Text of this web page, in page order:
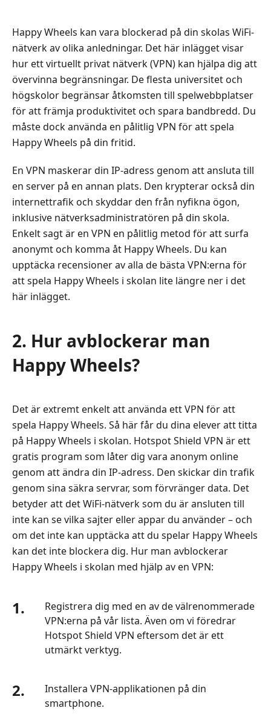
Happy Wheels kan vara blockerad på din skolas WiFi-
nätverk av olika anledningar. Det här inlägget visar
hur ett virtuellt privat nätverk (VPN) kan hjälpa dig att
övervinna begränsningar. De flesta universitet och
högskolor begränsar åtkomsten till spelwebbplatser
för att främja produktivitet och spara bandbredd. Du
måste dock använda en pålitlig VPN för att spela
Happy Wheels på din fritid.
En VPN maskerar din IP-adress genom att ansluta till
en server på en annan plats. Den krypterar också din
internettrafik och skyddar den från nyfikna ögon,
inklusive nätverksadministratören på din skola.
Enkelt sagt är en VPN en pålitlig metod för att surfa
anonymt och komma åt Happy Wheels. Du kan
upptäcka recensioner av alla de bästa VPN:erna för
att spela Happy Wheels i skolan lite längre ner i det
här inlägget.
2. Hur avblockerar man
Happy Wheels?
Det är extremt enkelt att använda ett VPN för att
spela Happy Wheels. Så här får du dina elever att titta
på Happy Wheels i skolan. Hotspot Shield VPN är ett
gratis program som låter dig vara anonym online
genom att ändra din IP-adress. Den skickar din trafik
genom sina säkra servrar, som förvränger data. Det
betyder att det WiFi-nätverk som du är ansluten till
inte kan se vilka sajter eller appar du använder – och
om det inte kan upptäcka att du spelar Happy Wheels
kan det inte blockera dig. Hur man avblockerar
Happy Wheels i skolan med hjälp av en VPN:
1.
Registrera dig med en av de välrenommerade
VPN:erna på vår lista. Även om vi föredrar
Hotspot Shield VPN eftersom det är ett
utmärkt verktyg.
2.
Installera VPN-applikationen på din
smartphone.